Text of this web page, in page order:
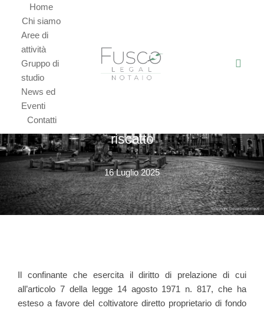
Home
Chi siamo
Aree di
attività
Gruppo di
studio
News ed
Eventi
Contatti
NEWS
Contratti agrari: alcune precisazioni in
tema di diritto di prelazione e di
riscatto
16 Luglio 2025
Il confinante che esercita il diritto di prelazione di cui
all’articolo 7 della legge 14 agosto 1971 n. 817, che ha
esteso a favore del coltivatore diretto proprietario di fondo